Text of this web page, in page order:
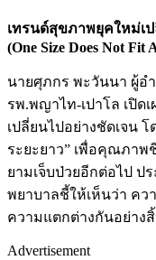
เทรนด์สุขภาพยุคใหม่เ
(One Size Does Not Fit
นายศุภกร พะวันนา ผู้อ
รพ.พญาไท-เปาโล เปิด
เปลี่ยนไปอย่างชัดเจน
ระยะยาว” เพื่อคุณภาพ
ยามเจ็บป่วยอีกต่อไป ป
พยาบาลชี้ให้เห็นว่า คว
ความแตกต่างกันอย่างสิ้
Advertisement